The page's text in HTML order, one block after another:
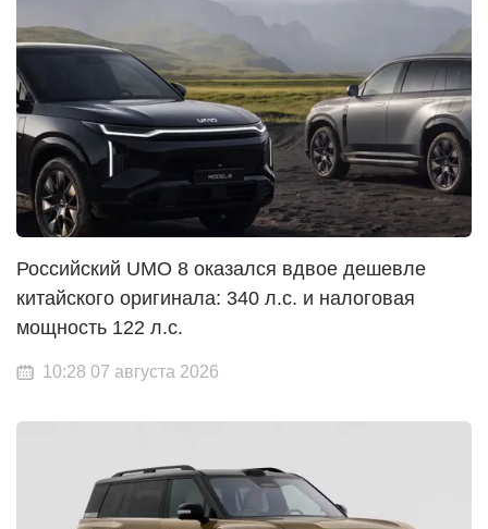
Российский UMO 8 оказался вдвое дешевле
китайского оригинала: 340 л.с. и налоговая
мощность 122 л.с.
10:28 07 августа 2026